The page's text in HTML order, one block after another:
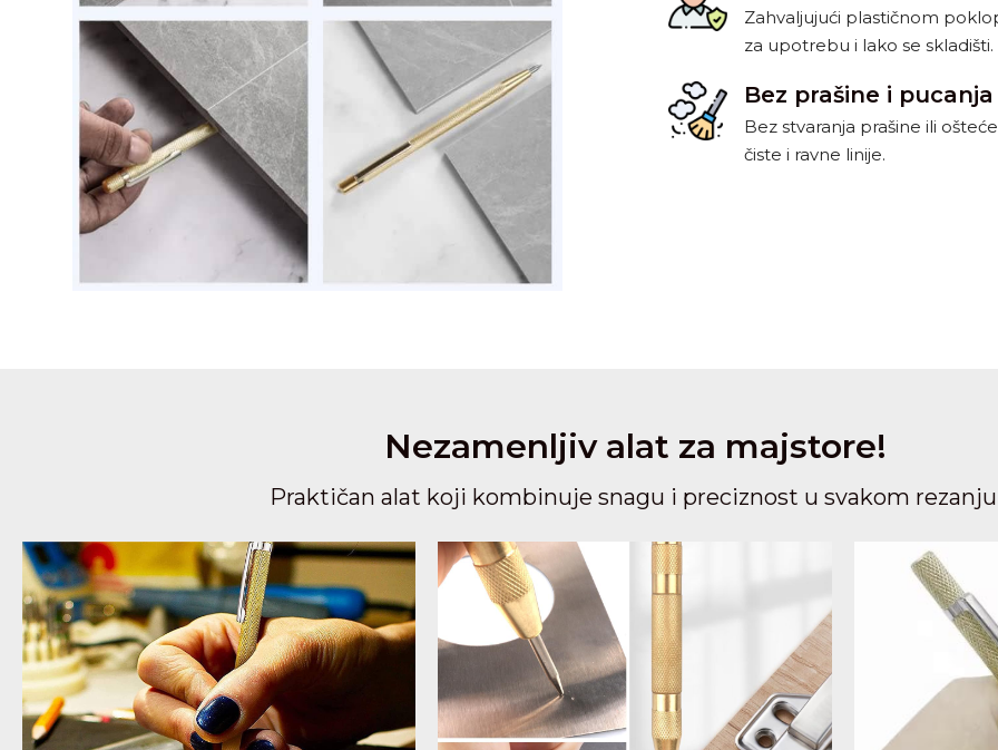
Zahvaljujući plastičnom
za upotrebu i lako se skladišti.
Bez prašine i pucanja
Bez stvaranja prašine ili
čiste i ravne linije.
Nezamenljiv alat za majstore!
Praktičan alat koji kombinuje snagu i preciznost u svakom